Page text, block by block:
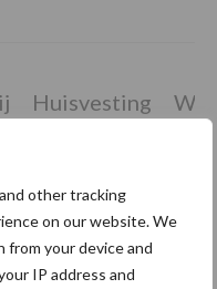
other tracking
on our website. We
from your device and
IP address and
Huisvesting
Brachyspira